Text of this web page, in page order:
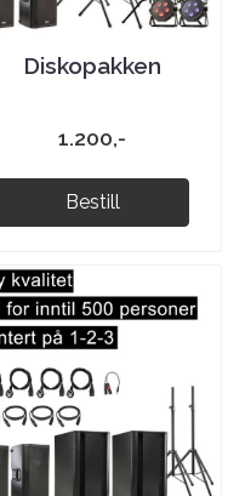
Diskopakken
1.200,-
Bestill